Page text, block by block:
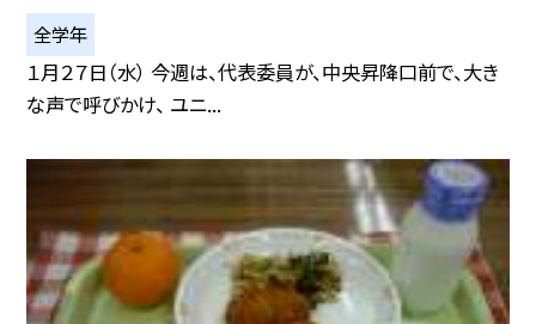
全学年
１月２７日（水） 今週は、代表委員が、中央昇降口前で、大き
な声で呼びかけ、 ユニ...